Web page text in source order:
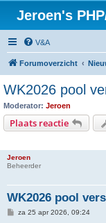
Jeroen's
V&A
Forumoverzicht
WK2026 pool
Moderator: Jeroen
Plaats reactie
Jeroen
Beheerder
WK2026 pool
Bza 25 apr 2026, 09:24